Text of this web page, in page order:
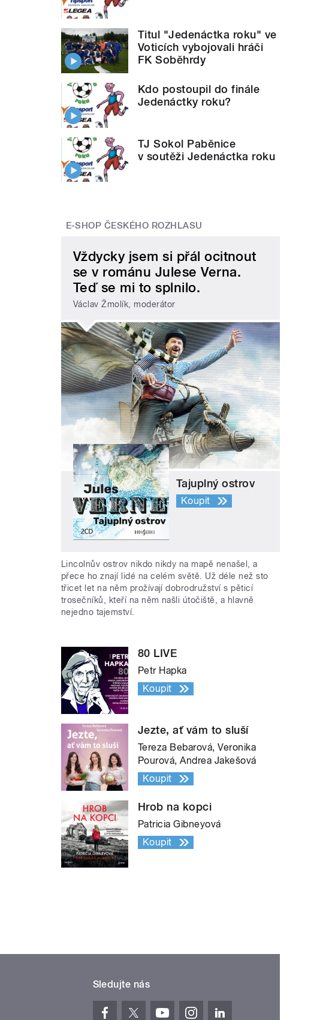
Titul "Jedenáctka roku" ve
Voticích vybojovali hráči
FK Soběhrdy
Kdo postoupil do finále
Jedenáctky roku?
TJ Sokol Paběnice
v soutěži Jedenáctka roku
E-SHOP ČESKÉHO ROZHLASU
Vždycky jsem si přál ocitnout
se v románu Julese Verna.
Teď se mi to splnilo.
Václav Žmolík, moderátor
Tajuplný ostrov
Koupit
Lincolnův ostrov nikdo nikdy na mapě nenašel, a
přece ho znají lidé na celém světě. Už déle než sto
třicet let na něm prožívají dobrodružství s pěticí
trosečníků, kteří na něm našli útočiště, a hlavně
nejedno tajemství.
80 LIVE
Petr Hapka
Koupit
Jezte, ať vám to sluší
Tereza Bebarová, Veronika
Pourová, Andrea Jakešová
Koupit
Hrob na kopci
Patricia Gibneyová
Koupit
Sledujte nás